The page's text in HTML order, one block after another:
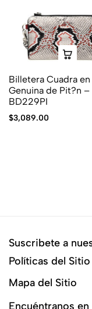
Billetera Cuadra en
Genuina de Pit?n –
BD229PI
$3,089.00
Suscribete a
Políticas del Sitio
Mapa del Sitio
Encuéntranos en